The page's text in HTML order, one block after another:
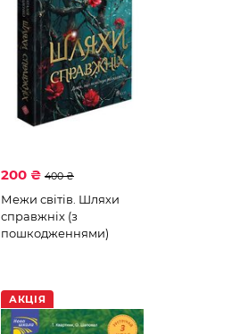
200 ₴ 400 ₴
Межи світів. Шляхи
справжніх (з
пошкодженнями)
АКЦІЯ